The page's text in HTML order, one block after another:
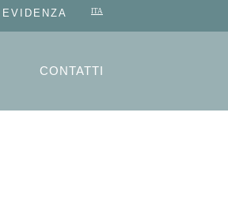
EVIDENZA
CONTATTI